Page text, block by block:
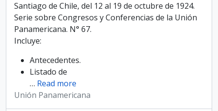
Santiago de Chile, del 12 al 19 de octubre de 1924.
Serie sobre Congresos y Conferencias de la Unión
Panamericana. N° 67.
Incluye:
Antecedentes.
Listado de
… Read more
Unión Panamericana